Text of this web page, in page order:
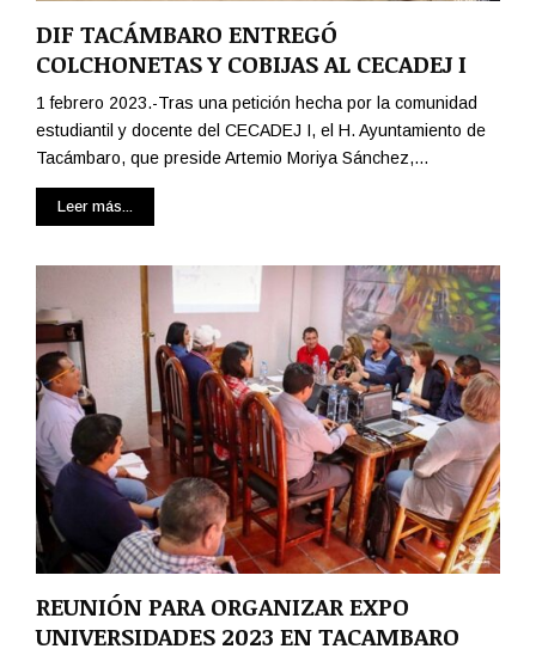
DIF TACÁMBARO ENTREGÓ
COLCHONETAS Y COBIJAS AL CECADEJ I
1 febrero 2023.-Tras una petición hecha por la comunidad
estudiantil y docente del CECADEJ I, el H. Ayuntamiento de
Tacámbaro, que preside Artemio Moriya Sánchez,...
Leer más...
REUNIÓN PARA ORGANIZAR EXPO
UNIVERSIDADES 2023 EN TACAMBARO